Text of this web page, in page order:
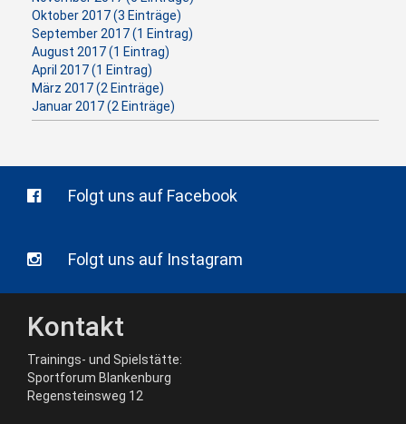
Oktober 2017 (3 Einträge)
September 2017 (1 Eintrag)
August 2017 (1 Eintrag)
April 2017 (1 Eintrag)
März 2017 (2 Einträge)
Januar 2017 (2 Einträge)
Folgt uns auf Facebook
Folgt uns auf Instagram
Kontakt
Trainings- und Spielstätte:
Sportforum Blankenburg
Regensteinsweg 12